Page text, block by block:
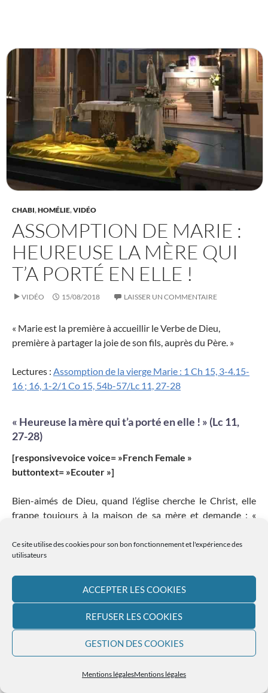
Ce site utilise des cookies pour son bon fonctionnement et l'expérience des
utilisateurs
ACCEPTER LES COOKIES
REFUSER LES COOKIES
GESTION DES COOKIES
Mentions légalesMentions légales
CHABI,HOMÉLIE,VIDÉO
ASSOMPTION DE MARIE :
HEUREUSE LA MÈRE QUI
T’A PORTÉ EN ELLE !
VIDÉO 15/08/2018 LAISSER UN COMMENTAIRE
« Marie est la première à accueillir le Verbe de Dieu,
première à partager la joie de son fils, auprès du Père. »
Lectures : Assomption de la vierge Marie : 1 Ch 15, 3-4.15-
16 ; 16, 1-2/1 Co 15, 54b-57/Lc 11, 27-28
« Heureuse la mère qui t’a porté en elle ! » (Lc 11,
27-28)
[responsivevoice voice= »French Female »
buttontext= »Ecouter »]
Bien-aimés de Dieu, quand l’église cherche le Christ, elle
frappe toujours à la maison de sa mère et demande : «
c’est de Marie que nous apprenons à être de vrais disciples
de Jésus. Ce soir j’aimerais avec vous méditer trois attitudes
afin de rester toujours fidèles au Seigneur. Il s’agit de
l’espérance, la foi et la joie.Continuer la lecture deAssomption
→
1 2 3 4